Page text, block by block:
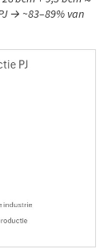
→ ~83–89% van